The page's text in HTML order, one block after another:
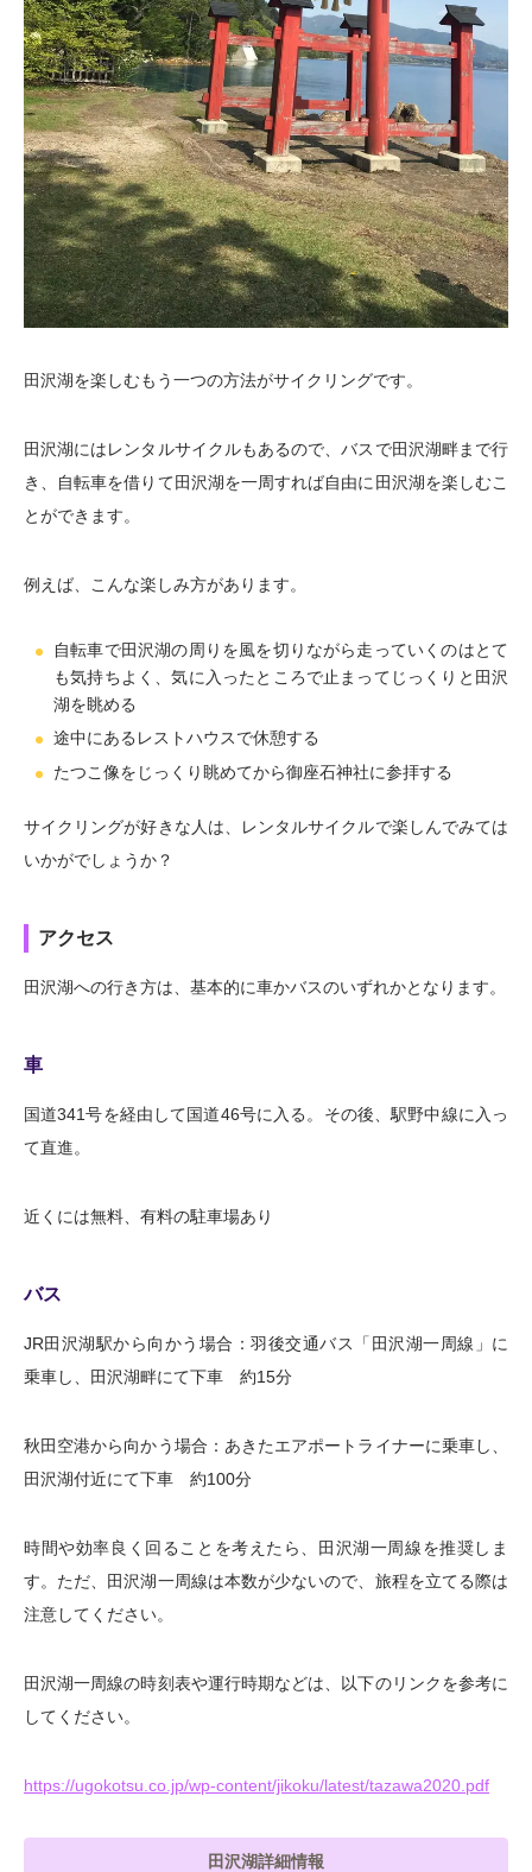
田沢湖を楽しむもう一つの方法がサイクリングです。
田沢湖にはレンタルサイクルもあるので、バスで田沢湖畔まで行
き、自転車を借りて田沢湖を一周すれば自由に田沢湖を楽しむこ
とができます。
例えば、こんな楽しみ方があります。
自転車で田沢湖の周りを風を切りながら走っていくのはとて
も気持ちよく、気に入ったところで止まってじっくりと田沢
湖を眺める
途中にあるレストハウスで休憩する
たつこ像をじっくり眺めてから御座石神社に参拝する
サイクリングが好きな人は、レンタルサイクルで楽しんでみては
いかがでしょうか？
アクセス
田沢湖への行き方は、基本的に車かバスのいずれかとなります。
車
国道341号を経由して国道46号に入る。その後、駅野中線に入っ
て直進。
近くには無料、有料の駐車場あり
バス
JR田沢湖駅から向かう場合：羽後交通バス「田沢湖一周線」に
乗車し、田沢湖畔にて下車 約15分
秋田空港から向かう場合：あきたエアポートライナーに乗車し、
田沢湖付近にて下車 約100分
時間や効率良く回ることを考えたら、田沢湖一周線を推奨しま
す。ただ、田沢湖一周線は本数が少ないので、旅程を立てる際は
注意してください。
田沢湖一周線の時刻表や運行時期などは、以下のリンクを参考に
してください。
https://ugokotsu.co.jp/wp-content/jikoku/latest/tazawa2020.pdf
田沢湖詳細情報